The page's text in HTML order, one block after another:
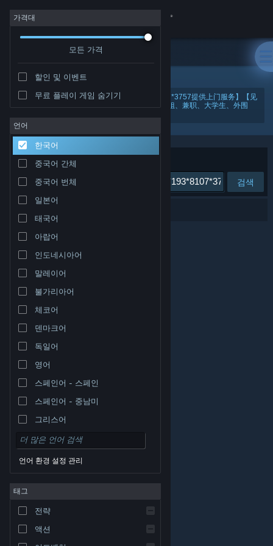
로그인
커뮤니티
정보
지원
언어 변경
Steam 모바일 앱 다운로드
PC 웹사이트 보기
© Valve Corporation. 모든 권리 보유. 모든 상표는 미국
및 기타 국가에서 각각 해당 소유자의 재산입니다.
환불| 쿠키
가격대
모든 가격
할인 및 이벤트
무료 플레이 게임 숨기기
언어
한국어
중국어 간체
중국어 번체
일본어
태국어
아랍어
인도네시아어
말레이어
불가리아어
체코어
덴마크어
독일어
영어
스페인어 - 스페인
스페인어 - 중남미
그리스어
언어 환경 설정 관리
태그
전략
액션
"北京（按摩全套服务上门）按摩【微芯193*8107*3757提供上门服务】【见
面满意再给钱，当面给钱更安全】-这里有各地小姐、兼职、大学生、外围
정렬 기준 연관성
검색